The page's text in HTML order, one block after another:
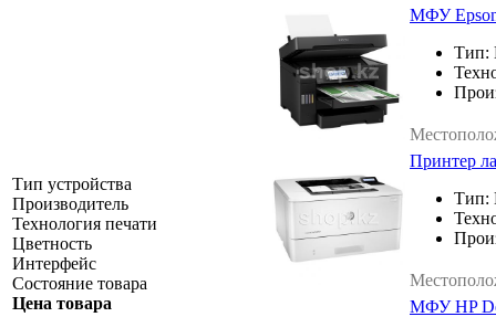
Тип устройства
Производитель
Технология печати
Цветность
Интерфейс
Состояние товара
Цена товара
МФУ
Тип:
Принтер
Тип:
МФУ HP